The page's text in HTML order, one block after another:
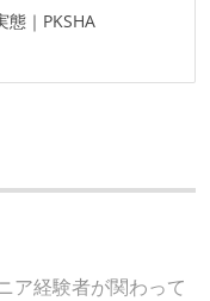
態｜PKSHA
ア経験者が関わって